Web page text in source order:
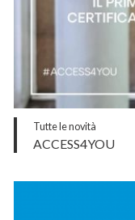
Tutte le novità
ACCESS4YOU